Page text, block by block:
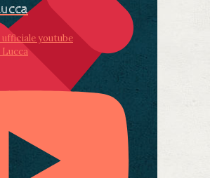
ufficiale youtube